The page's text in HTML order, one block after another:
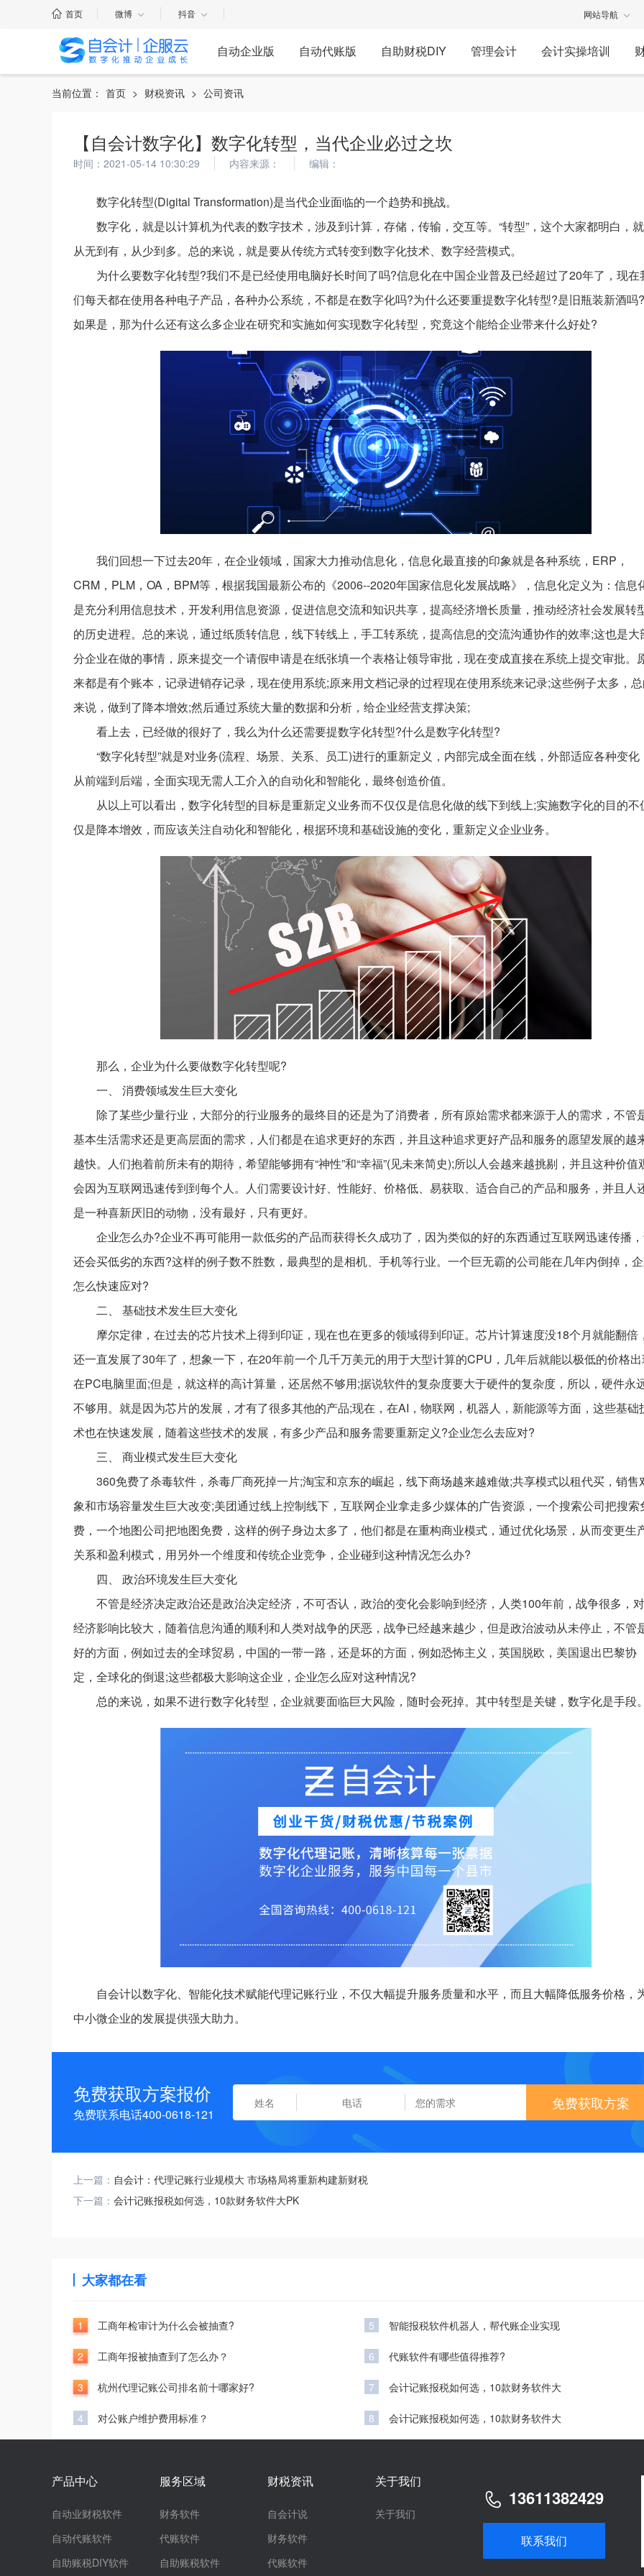
首页 微博 抖音 网站导航
自动企业版 自动代账版 自助财税DIY 管理会计 会计实操培训
当前位置： 首页 > 财税资讯 > 公司资讯
【自会计数字化】数字化转型，当代企业必过之坎
时间：2021-05-14 10:30:29 内容来源： 编辑：
数字化转型(Digital Transformation)是当代企业面临的一个趋势和挑战。
数字化，就是以计算机为代表的数字技术，涉及到计算，存储，传输，交互等。“转型”，这个大家都明白，
从无到有，从少到多。总的来说，就是要从传统方式转变到数字化技术、数字经营模式。
为什么要数字化转型?我们不是已经使用电脑好长时间了吗?信息化在中国企业普及已经超过了20年了，现在
们每天都在使用各种电子产品，各种办公系统，不都是在数字化吗?为什么还要重提数字化转型?是旧瓶装新酒吗?
如果是，那为什么还有这么多企业在研究和实施如何实现数字化转型，究竟这个能给企业带来什么好处?
我们回想一下过去20年，在企业领域，国家大力推动信息化，信息化最直接的印象就是各种系统，ERP，
CRM，PLM，OA，BPM等，根据我国最新公布的《2006--2020年国家信息化发展战略》，信息化定义为：信息
是充分利用信息技术，开发利用信息资源，促进信息交流和知识共享，提高经济增长质量，推动经济社会发展转
的历史进程。总的来说，通过纸质转信息，线下转线上，手工转系统，提高信息的交流沟通协作的效率;这也是大
分企业在做的事情，原来提交一个请假申请是在纸张填一个表格让领导审批，现在变成直接在系统上提交审批。
来都是有个账本，记录进销存记录，现在使用系统;原来用文档记录的过程现在使用系统来记录;这些例子太多，
来说，做到了降本增效;然后通过系统大量的数据和分析，给企业经营支撑决策;
看上去，已经做的很好了，我么为什么还需要提数字化转型?什么是数字化转型?
“数字化转型”就是对业务(流程、场景、关系、员工)进行的重新定义，内部完成全面在线，外部适应各种变化
从前端到后端，全面实现无需人工介入的自动化和智能化，最终创造价值。
从以上可以看出，数字化转型的目标是重新定义业务而不仅仅是信息化做的线下到线上;实施数字化的目的不
仅是降本增效，而应该关注自动化和智能化，根据环境和基础设施的变化，重新定义企业业务。
那么，企业为什么要做数字化转型呢?
一、 消费领域发生巨大变化
除了某些少量行业，大部分的行业服务的最终目的还是为了消费者，所有原始需求都来源于人的需求，不管
基本生活需求还是更高层面的需求，人们都是在追求更好的东西，并且这种追求更好产品和服务的愿望发展的越
越快。人们抱着前所未有的期待，希望能够拥有“神性”和“幸福”(见未来简史);所以人会越来越挑剔，并且这种价值
会因为互联网迅速传到到每个人。人们需要设计好、性能好、价格低、易获取、适合自己的产品和服务，并且人
是一种喜新厌旧的动物，没有最好，只有更好。
企业怎么办?企业不再可能用一款低劣的产品而获得长久成功了，因为类似的好的东西通过互联网迅速传播
还会买低劣的东西?这样的例子数不胜数，最典型的是相机、手机等行业。一个巨无霸的公司能在几年内倒掉，
怎么快速应对?
二、 基础技术发生巨大变化
摩尔定律，在过去的芯片技术上得到印证，现在也在更多的领域得到印证。芯片计算速度没18个月就能翻倍
还一直发展了30年了，想象一下，在20年前一个几千万美元的用于大型计算的CPU，几年后就能以极低的价格
在PC电脑里面;但是，就这样的高计算量，还居然不够用;据说软件的复杂度要大于硬件的复杂度，所以，硬件永
不够用。就是因为芯片的发展，才有了很多其他的产品;现在，在AI，物联网，机器人，新能源等方面，这些基础
术也在快速发展，随着这些技术的发展，有多少产品和服务需要重新定义?企业怎么去应对?
三、 商业模式发生巨大变化
360免费了杀毒软件，杀毒厂商死掉一片;淘宝和京东的崛起，线下商场越来越难做;共享模式以租代买，销售
象和市场容量发生巨大改变;美团通过线上控制线下，互联网企业拿走多少媒体的广告资源，一个搜索公司把搜索
费，一个地图公司把地图免费，这样的例子身边太多了，他们都是在重构商业模式，通过优化场景，从而变更生
关系和盈利模式，用另外一个维度和传统企业竞争，企业碰到这种情况怎么办?
四、 政治环境发生巨大变化
不管是经济决定政治还是政治决定经济，不可否认，政治的变化会影响到经济，人类100年前，战争很多，对
经济影响比较大，随着信息沟通的顺利和人类对战争的厌恶，战争已经越来越少，但是政治波动从未停止，不管
好的方面，例如过去的全球贸易，中国的一带一路，还是坏的方面，例如恐怖主义，英国脱欧，美国退出巴黎协
定，全球化的倒退;这些都极大影响这企业，企业怎么应对这种情况?
总的来说，如果不进行数字化转型，企业就要面临巨大风险，随时会死掉。其中转型是关键，数字化是手段
自会计以数字化、智能化技术赋能代理记账行业，不仅大幅提升服务质量和水平，而且大幅降低服务价格，
中小微企业的发展提供强大助力。
免费获取方案报价
免费联系电话400-0618-121
免费获取方案
上一篇： 自会计：代理记账行业规模大 市场格局将重新构建新财税
下一篇： 会计记账报税如何选，10款财务软件大PK
大家都在看
1 工商年检审计为什么会被抽查?
2 工商年报被抽查到了怎么办？
3 杭州代理记账公司排名前十哪家好?
4 对公账户维护费用标准？
5 智能报税软件机器人，帮代账企业实现
6 代账软件有哪些值得推荐?
7 会计记账报税如何选，10款财务软件大
8 会计记账报税如何选，10款财务软件大
产品中心
自动业财税软件
自动代账软件
自助账税DIY软件
服务区域
财务软件
代账软件
自助账税软件
财税资讯
自会计说
财务软件
代账软件
关于我们
关于我们
13611382429
联系我们